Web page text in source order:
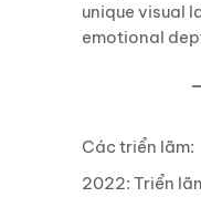
unique visual
emotional
Các triển lãm:
2022: Triển